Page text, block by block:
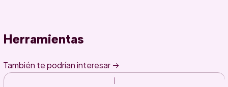
Herramientas
También te podrían interesar